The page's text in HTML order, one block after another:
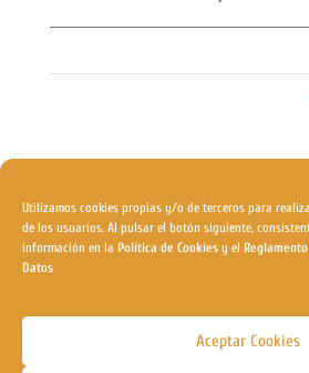
Utilizamos cookies propias y/o de terceros para
de los usuarios. Al pulsar el botón siguiente,
información en la Política de Cookies y el
Datos
Aceptar Cookies